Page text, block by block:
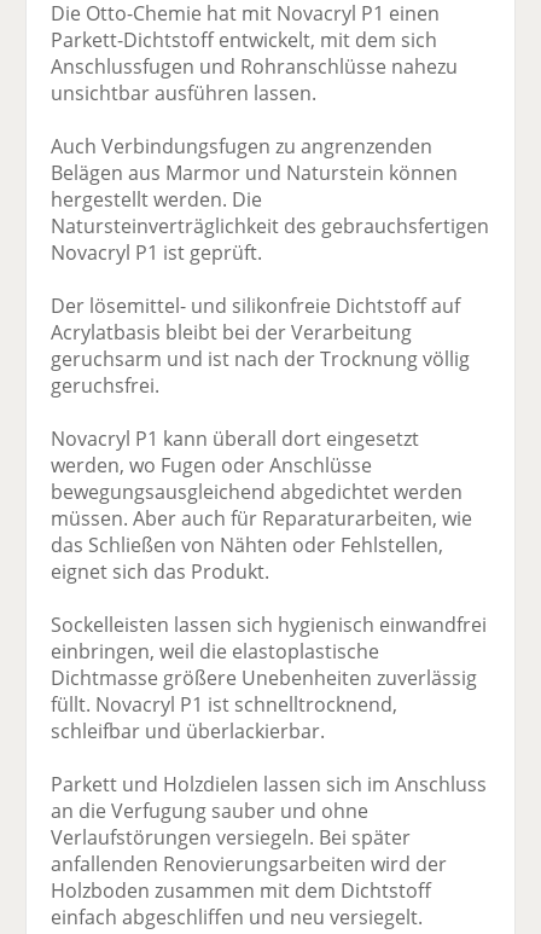
Die Otto-Chemie hat mit Novacryl P1 einen
Parkett-Dichtstoff entwickelt, mit dem sich
Anschlussfugen und Rohranschlüsse nahezu
unsichtbar ausführen lassen.
Auch Verbindungsfugen zu angrenzenden
Belägen aus Marmor und Naturstein können
hergestellt werden. Die
Natursteinverträglichkeit des gebrauchsfertigen
Novacryl P1 ist geprüft.
Der lösemittel- und silikonfreie Dichtstoff auf
Acrylatbasis bleibt bei der Verarbeitung
geruchsarm und ist nach der Trocknung völlig
geruchsfrei.
Novacryl P1 kann überall dort eingesetzt
werden, wo Fugen oder Anschlüsse
bewegungsausgleichend abgedichtet werden
müssen. Aber auch für Reparaturarbeiten, wie
das Schließen von Nähten oder Fehlstellen,
eignet sich das Produkt.
Sockelleisten lassen sich hygienisch einwandfrei
einbringen, weil die elastoplastische
Dichtmasse größere Unebenheiten zuverlässig
füllt. Novacryl P1 ist schnelltrocknend,
schleifbar und überlackierbar.
Parkett und Holzdielen lassen sich im Anschluss
an die Verfugung sauber und ohne
Verlaufstörungen versiegeln. Bei später
anfallenden Renovierungsarbeiten wird der
Holzboden zusammen mit dem Dichtstoff
einfach abgeschliffen und neu versiegelt.